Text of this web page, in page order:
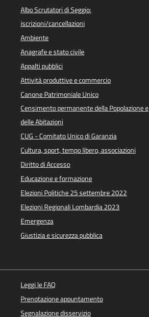
Albo Scrutatori di Seggio:
iscrizioni/cancellazioni
Ambiente
Anagrafe e stato civile
Appalti pubblici
Attività produttive e commercio
Canone Patrimoniale Unico
Censimento permanente della Popolazione e
delle Abitazioni
CUG - Comitato Unico di Garanzia
Cultura, sport, tempo libero, associazioni
Diritto di Accesso
Educazione e formazione
Elezioni Politiche 25 settembre 2022
Elezioni Regionali Lombardia 2023
Emergenza
Giustizia e sicurezza pubblica
Leggi le FAQ
Prenotazione appuntamento
Segnalazione disservizio